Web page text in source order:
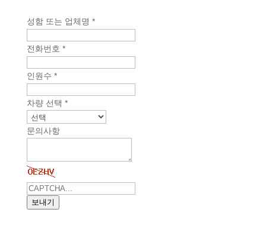
성함 또는 업체명 *
전화번호 *
인원수 *
차량 선택 *
문의사항
보내기